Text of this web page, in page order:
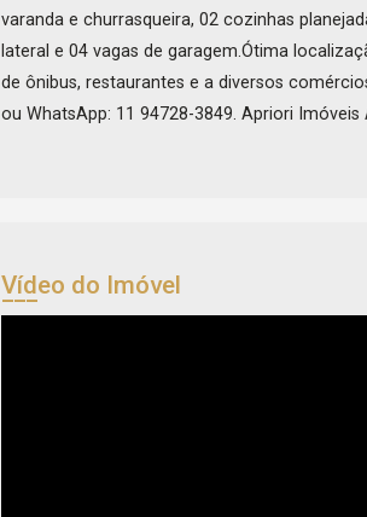
varanda e churrasqueira, 02 cozinhas
lateral e 04 vagas de garagem.Ótima
de ônibus, restaurantes e a diversos
ou WhatsApp: 11 94728-3849. Apriori
Vídeo do Imóvel